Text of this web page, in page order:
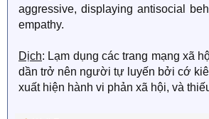
aggressive, displaying antisocial
empathy.
Dịch: Lạm dụng các trang mạng xã
dần trở nên người tự luyến bởi cớ
xuất hiện hành vi phản xã hội, và